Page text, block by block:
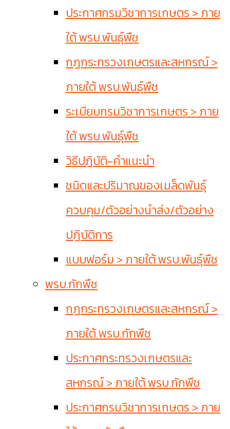
ประกาศกรมวิชาการเกษตร > ภาย
ใต้ พรบ.พันธุ์พืช
กฏกระทรวงเกษตรและสหกรณ์ >
ภายใต้ พรบ.พันธุ์พืช
ระเบียบกรมวิชาการเกษตร > ภาย
ใต้ พรบ.พันธุ์พืช
วิธีปฎิบัติ-คำแนะนำ
ชนิดและปริมาณของเมล็ดพันธุ์
ควบคุม/ตัวอย่างนำส่ง/ตัวอย่าง
ปฏิบัติการ
แบบฟอร์ม > ภายใต้ พรบ.พันธุ์พืช
พรบ.กักพืช
กฏกระทรวงเกษตรและสหกรณ์ >
ภายใต้ พรบ.กักพืช
ประกาศกระทรวงเกษตรและ
สหกรณ์ > ภายใต้ พรบ.กักพืช
ประกาศกรมวิชาการเกษตร > ภาย